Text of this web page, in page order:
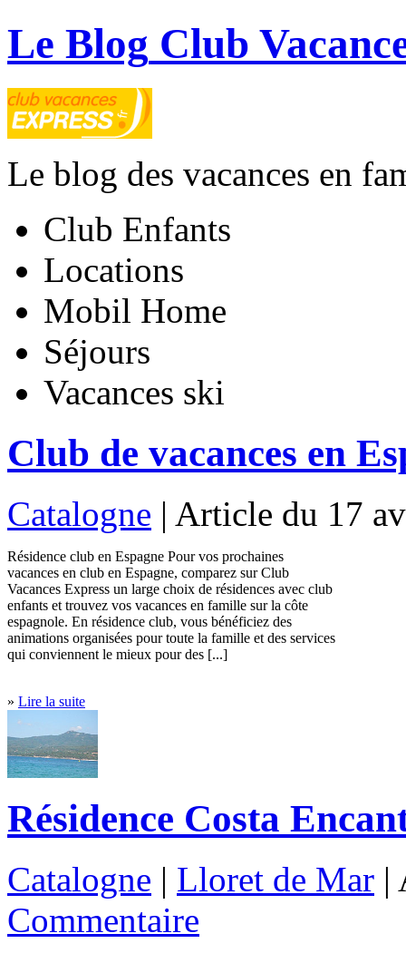
Le Blog Club
Le blog des vacances en
Club Enfants
Locations
Mobil Home
Séjours
Vacances ski
Club de vacances en
Catalogne | Article du 17
Résidence club en Espagne Pour vos prochaines
vacances en club en Espagne, comparez sur Club
Vacances Express un large choix de résidences avec club
enfants et trouvez vos vacances en famille sur la côte
espagnole. En résidence club, vous bénéficiez des
animations organisées pour toute la famille et des services
qui conviennent le mieux pour des [...]
» Lire la suite
Résidence Costa
Catalogne | Lloret de Mar |
Commentaire